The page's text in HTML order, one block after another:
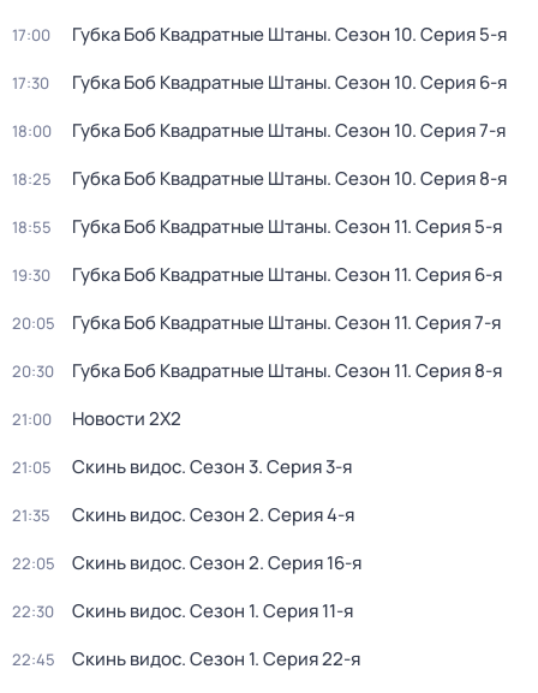
17:00 Губка Боб Квадратные Штаны. Сезон 10. Серия 5-я
17:30 Губка Боб Квадратные Штаны. Сезон 10. Серия 6-я
18:00 Губка Боб Квадратные Штаны. Сезон 10. Серия 7-я
18:25 Губка Боб Квадратные Штаны. Сезон 10. Серия 8-я
18:55 Губка Боб Квадратные Штаны. Сезон 11. Серия 5-я
19:30 Губка Боб Квадратные Штаны. Сезон 11. Серия 6-я
20:05 Губка Боб Квадратные Штаны. Сезон 11. Серия 7-я
20:30 Губка Боб Квадратные Штаны. Сезон 11. Серия 8-я
21:00 Новости 2Х2
21:05 Скинь видос. Сезон 3. Серия 3-я
21:35 Скинь видос. Сезон 2. Серия 4-я
22:05 Скинь видос. Сезон 2. Серия 16-я
22:30 Скинь видос. Сезон 1. Серия 11-я
22:45 Скинь видос. Сезон 1. Серия 22-я